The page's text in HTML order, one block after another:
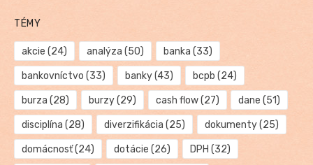
TÉMY
akcie (24) analýza (50) banka (33)
bankovníctvo (33) banky(43) bcpb (24)
burza (28) burzy(29) cash flow(27) dane (51)
disciplína (28) diverzifikácia (25) dokumenty(25)
domácnosť(24) dotácie (26) DPH (32)